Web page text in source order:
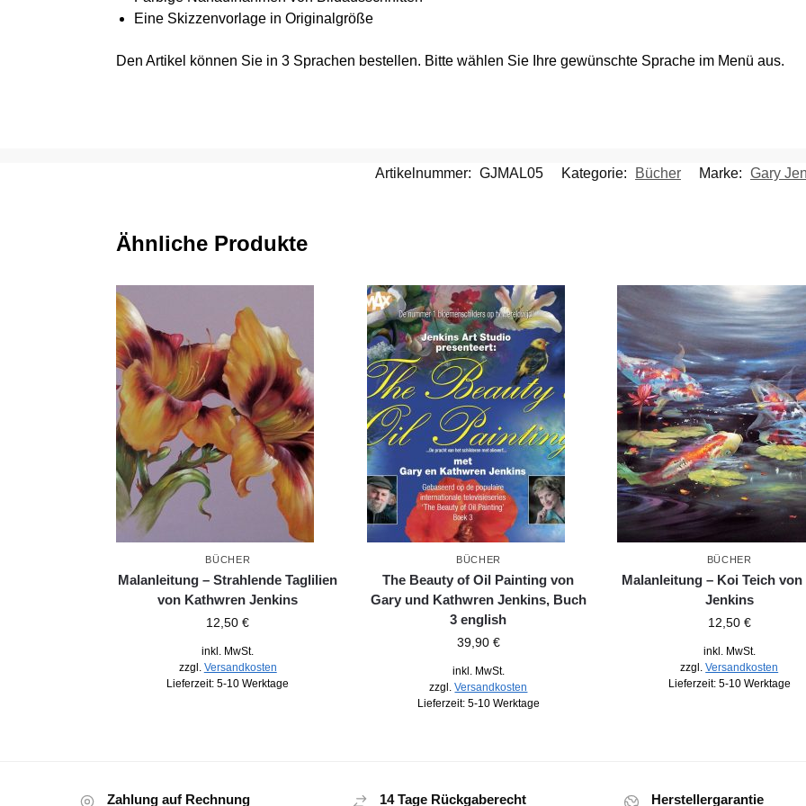
Eine Skizzenvorlage in Originalgröße
Den Artikel können Sie in 3 Sprachen bestellen. Bitte wählen Sie Ihre gewünschte Sprache im Menü aus.
Artikelnummer: GJMAL05 Kategorie: Bücher Marke: Gary
Ähnliche Produkte
BÜCHER
Malanleitung – Strahlende Taglilien
von Kathwren Jenkins
12,50€
inkl. MwSt.
zzgl. Versandkosten
Lieferzeit:5-10 Werktage
BÜCHER
The Beauty of Oil Painting von
Gary und Kathwren Jenkins, Buch
3 english
39,90 €
inkl. MwSt.
zzgl.Versandkosten
Lieferzeit: 5-10 Werktage
BÜCHER
Malanleitung – Koi Teich von
Jenkins
12,50 €
inkl. MwSt.
zzgl.Versandkosten
Lieferzeit: 5-10 Werktage
Zahlung auf Rechnung 14 Tage Rückgaberecht Herstellergarantie